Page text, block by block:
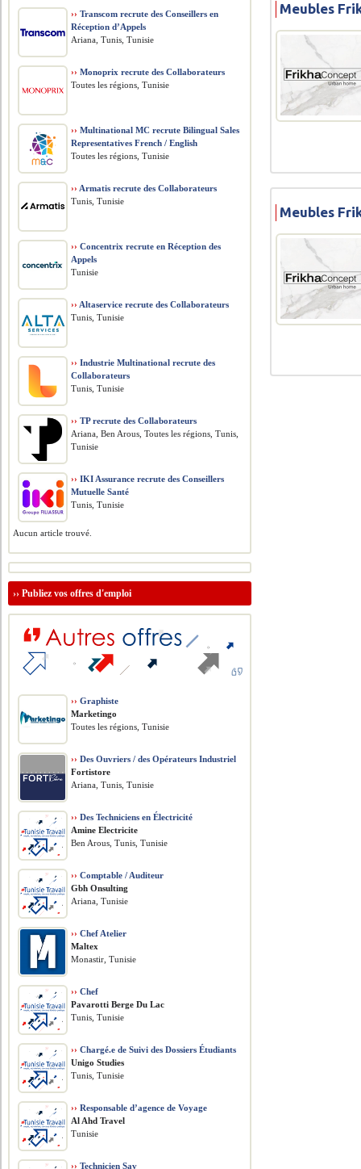
Meubles
Meubles
›› Transcom recrute des Conseillers en
Réception d’Appels
Ariana, Tunis, Tunisie
›› Monoprix recrute des Collaborateurs
Toutes les régions, Tunisie
›› Multinational MC recrute Bilingual Sales
Representatives French / English
Toutes les régions, Tunisie
›› Armatis recrute des Collaborateurs
Tunis, Tunisie
›› Concentrix recrute en Réception des
Appels
Tunisie
›› Altaservice recrute des Collaborateurs
Tunis, Tunisie
›› Industrie Multinational recrute des
Collaborateurs
Tunis, Tunisie
›› TP recrute des Collaborateurs
Ariana, Ben Arous, Toutes les régions, Tunis,
Tunisie
›› IKI Assurance recrute des Conseillers
Mutuelle Santé
Tunis, Tunisie
Aucun article trouvé.
››Publiez vos offres d'emploi
›› Graphiste
Marketingo
Toutes les régions, Tunisie
›› Des Ouvriers / des Opérateurs Industriel
Fortistore
Ariana, Tunis, Tunisie
›› Des Techniciens en Électricité
Amine Electricite
Ben Arous, Tunis, Tunisie
›› Comptable / Auditeur
Gbh Onsulting
Ariana, Tunisie
›› Chef Atelier
Maltex
Monastir, Tunisie
›› Chef
Pavarotti Berge Du Lac
Tunis, Tunisie
›› Chargé.e de Suivi des Dossiers Étudiants
Unigo Studies
Tunis, Tunisie
›› Responsable d’agence de Voyage
Al Ahd Travel
Tunisie
›› Technicien Sav